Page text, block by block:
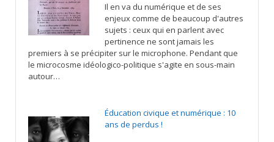
Il en va du numérique et de ses
enjeux comme de beaucoup d'autres
sujets : ceux qui en parlent avec
pertinence ne sont jamais les
premiers à se précipiter sur le microphone. Pendant que
le microcosme idéologico-politique s'agite en sous-main
autour…
Éducation civique et numérique : 10
ans de perdus !